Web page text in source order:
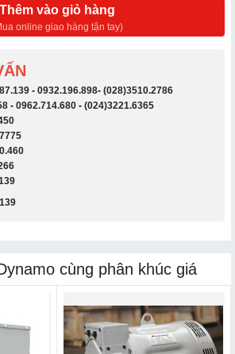
Thêm vào giỏ hàng
online giao hàng tận tay)
- 0932.196.898- (028)3510.2786
- 0962.714.680 - (024)3221.6365
cùng phân khúc giá